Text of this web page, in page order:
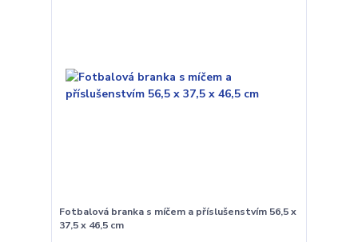
Fotbalová branka s míčem a příslušenstvím 56,5 x
37,5 x 46,5 cm